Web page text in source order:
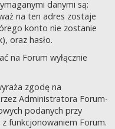
danymi są:
na ten adres zostaje
konto nie zostanie
oraz hasło.
na Forum wyłącznie
zgodę na
Administratora Forum-
podanych przy
funkcjonowaniem Forum.